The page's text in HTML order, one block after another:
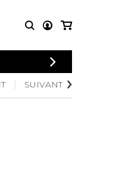
CONNEXION
AUTRES
PRODUITS
compacts et
SUIVANT